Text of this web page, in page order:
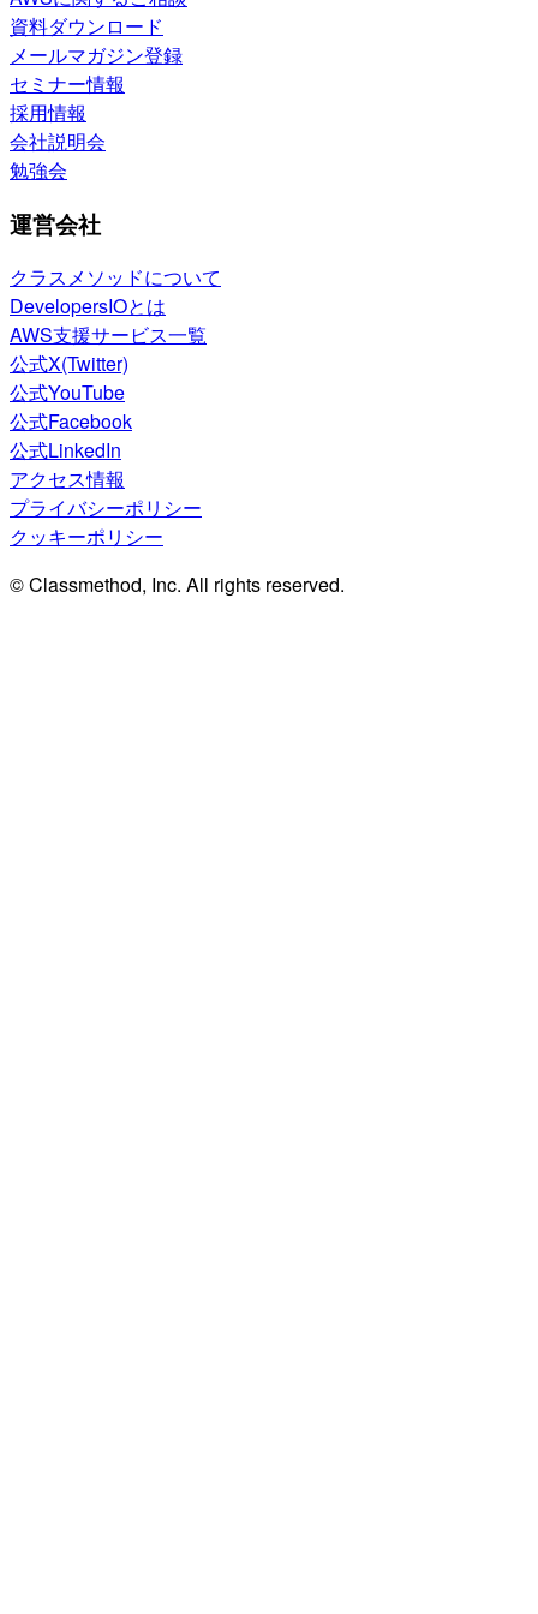
資料ダウンロード
メールマガジン登録
セミナー情報
採用情報
会社説明会
勉強会
運営会社
クラスメソッドについて
DevelopersIOとは
AWS支援サービス一覧
公式X(Twitter)
公式YouTube
公式Facebook
公式LinkedIn
アクセス情報
プライバシーポリシー
クッキーポリシー
© Classmethod, Inc. All rights reserved.